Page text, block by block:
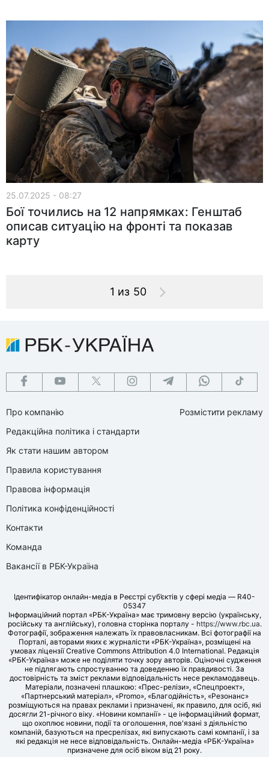
25.07.2025 - 08:27
Бої точились на 12 напрямках: Генштаб
описав ситуацію на фронті та показав
карту
1 из 50
Про компанію
Редакційна політика і стандарти
Як стати нашим автором
Правила користування
Правова інформація
Політика конфіденційності
Контакти
Команда
Вакансії в РБК-Україна
Розмістити рекламу
Ідентифікатор онлайн-медіа в Реєстрі суб’єктів у сфері медіа — R40-
05347
Інформаційний портал «РБК-Україна» має тримовну версію (українську,
російську та англійську), головна сторінка порталу - https://www.rbc.ua.
Фотографії, зображення належать їх правовласникам. Всі фотографії на
Порталі, авторами яких є журналісти «РБК-Україна», розміщені на
умовах ліцензії Creative Commons Attribution 4.0 International. Редакція
«РБК-Україна» може не поділяти точку зору авторів. Оціночні судження
не підлягають спростуванню та доведенню їх правдивості. За
достовірність та зміст реклами відповідальність несе рекламодавець.
Матеріали, позначені плашкою: «Прес-релізи», «Спецпроект»,
«Партнерський матеріал», «Promo», «Благодійність», «Резонанс»
розміщуються на правах реклами і призначені, як правило, для осіб, які
досягли 21-річного віку. «Новини компанії» - це інформаційний формат,
що охоплює новини, події та оголошення, пов'язані з діяльністю
компаній, базуються на пресрелізах, які випускають самі компанії, і за
які редакція не несе відповідальність. Онлайн-медіа «РБК-Україна»
призначене для осіб віком від 21 року.